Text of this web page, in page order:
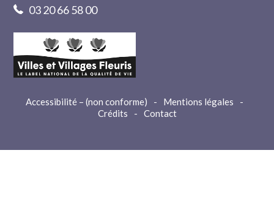
03 20 66 58 00
Accessibilité – (non conforme) - Mentions légales
-
Crédits
- Contact